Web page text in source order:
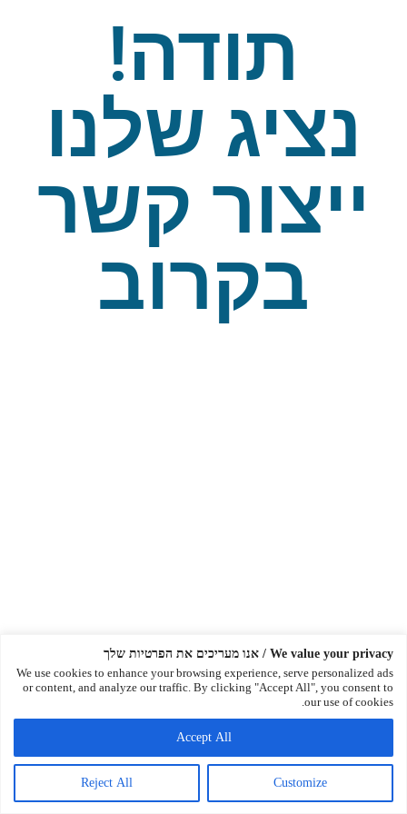
We value your privacy / אנו מעריכים את הפרטיות שלך
We use cookies to enhance your browsing experience, serve personalized ads
or content, and analyze our traffic. By clicking "Accept All", you consent to
our use of cookies.
Customize
Reject All
Accept All
תודה!
נציג שלנו
ייצור קשר
בקרוב